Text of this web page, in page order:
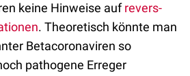
keine Hinweise aufrevers-
. Theoretisch könnte man
Betacoronaviren so
pathogene Erreger